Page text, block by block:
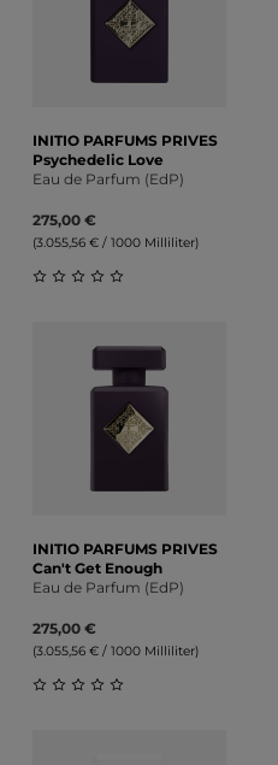
INITIO PARFUMS PRIVES
Psychedelic Love
Eau de Parfum (EdP)
275,00 €
(3.055,56 € / 1000 Milliliter)
INITIO PARFUMS PRIVES
Can't Get Enough
Eau de Parfum (EdP)
275,00 €
(3.055,56 € / 1000 Milliliter)